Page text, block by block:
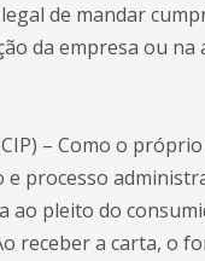
de mandar
da empresa ou na
– Como o
processo
pleito do
receber a carta, o